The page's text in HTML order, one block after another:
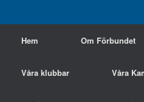
Hem Om Förbundet
Våra klubbar Våra